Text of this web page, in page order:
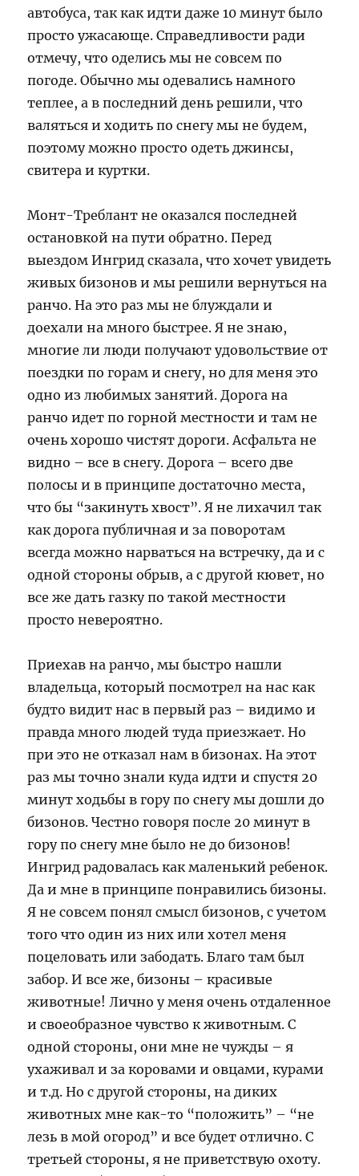
автобуса, так как идти даже 10 минут было
просто ужасающе. Справедливости ради
отмечу, что оделись мы не совсем по
погоде. Обычно мы одевались намного
теплее, а в последний день решили, что
валяться и ходить по снегу мы не будем,
поэтому можно просто одеть джинсы,
свитера и куртки.
Монт-Треблант не оказался последней
остановкой на пути обратно. Перед
выездом Ингрид сказала, что хочет увидеть
живых бизонов и мы решили вернуться на
ранчо. На это раз мы не блуждали и
доехали на много быстрее. Я не знаю,
многие ли люди получают удовольствие от
поездки по горам и снегу, но для меня это
одно из любимых занятий. Дорога на
ранчо идет по горной местности и там не
очень хорошо чистят дороги. Асфальта не
видно – все в снегу. Дорога – всего две
полосы и в принципе достаточно места,
что бы “закинуть хвост”. Я не лихачил так
как дорога публичная и за поворотам
всегда можно нарваться на встречку, да и с
одной стороны обрыв, а с другой кювет, но
все же дать газку по такой местности
просто невероятно.
Приехав на ранчо, мы быстро нашли
владельца, который посмотрел на нас как
будто видит нас в первый раз – видимо и
правда много людей туда приезжает. Но
при это не отказал нам в бизонах. На этот
раз мы точно знали куда идти и спустя 20
минут ходьбы в гору по снегу мы дошли до
бизонов. Честно говоря после 20 минут в
гору по снегу мне было не до бизонов!
Ингрид радовалась как маленький ребенок.
Да и мне в принципе понравились бизоны.
Я не совсем понял смысл бизонов, с учетом
того что один из них или хотел меня
поцеловать или забодать. Благо там был
забор. И все же, бизоны – красивые
животные! Лично у меня очень отдаленное
и своеобразное чувство к животным. С
одной стороны, они мне не чужды – я
ухаживал и за коровами и овцами, курами
и т.д. Но с другой стороны, на диких
животных мне как-то “положить” – “не
лезь в мой огород” и все будет отлично. С
третьей стороны, я не приветствую охоту.